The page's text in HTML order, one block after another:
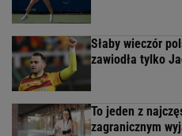
Słaby wieczór
zawiodła tylko
To jeden z
zagranicznym